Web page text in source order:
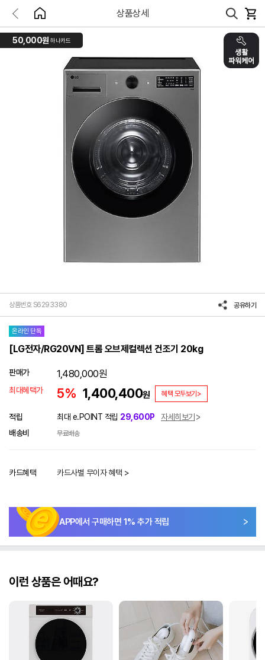
상품상세
50,000원 하나카드
상품번호 S6293380 공유하기
온라인 단독
[LG전자/RG20VN] 트롬 오브제컬렉션 건조기 20kg
판매가 1,480,000원
최대혜택가 5% 1,400,400원 혜택 모두보기>
적립 최대 e.POINT 적립 29,600P
자세히보기
배송비
무료배송
카드혜택 카드사별 무이자 혜택 >
APP에서 구매하면 1% 추가 적립
이런 상품은 어때요?